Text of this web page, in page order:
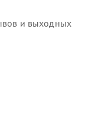
и выходных